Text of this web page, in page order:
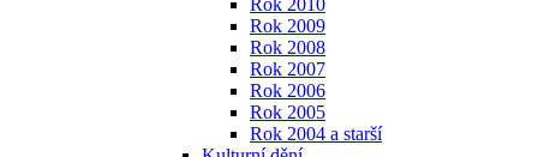
Rok 2010
Rok 2009
Rok 2008
Rok 2007
Rok 2006
Rok 2005
Rok 2004 a starší